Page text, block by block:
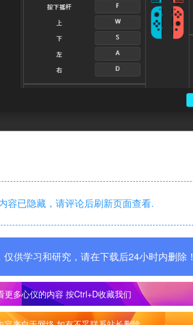
容已隐藏，请评论后刷新页面查看.
供学习和研究，请在下载后24小时内删除
更多心仪的内容 按Ctrl+D收藏我们